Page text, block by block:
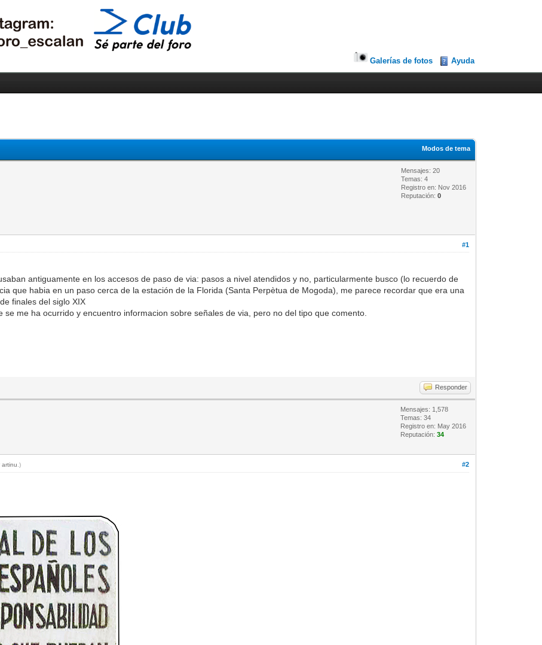
Galerías de fotos Ayuda
Modos de tema
Mensajes: 20
Temas: 4
Registro en: Nov 2016
Reputación:0
#1
antiguamente en los accesos de paso de via: pasos a nivel atendidos y no, particularmente busco (lo recuerdo de
que habia en un paso cerca de la estación de la Florida (Santa Perpètua de Mogoda), me parece recordar que era una
finales del siglo XIX
me ha ocurrido y encuentro informacion sobre señales de via, pero no del tipo que comento.
Responder
Mensajes: 1,578
Temas: 34
Registro en: May 2016
Reputación:34
#2
artinu .)